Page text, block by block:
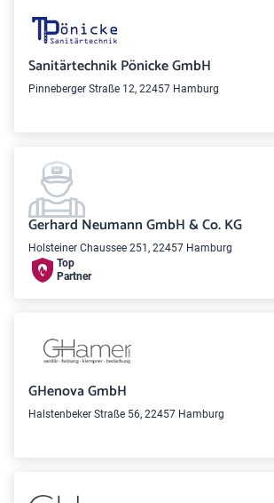
Sanitärtechnik Pönicke GmbH
Pinneberger Straße 12, 22457 Hamburg
Gerhard Neumann GmbH & Co. KG
Holsteiner Chaussee 251, 22457 Hamburg
Top
Partner
GHenova GmbH
Halstenbeker Straße 56, 22457 Hamburg